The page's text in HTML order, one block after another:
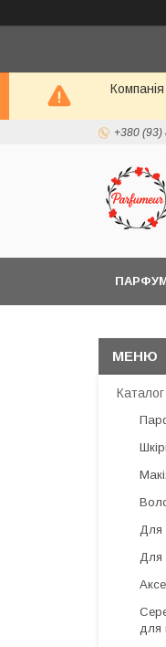
+380 (93)
Каталог
Для
Для
для